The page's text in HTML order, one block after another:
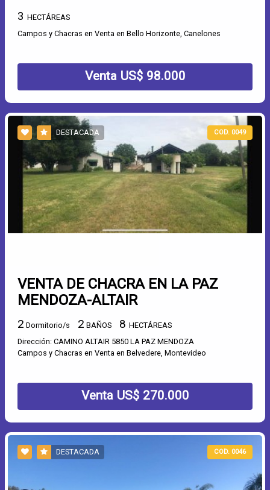
3 HECTÁREAS
Campos y Chacras en Venta en Bello Horizonte, Canelones
Venta US$ 98.000
DESTACADA COD. 0049
VENTA DE CHACRA EN LA PAZ
MENDOZA-ALTAIR
2 Dormitorio/s 2 BAÑOS 8 HECTÁREAS
Dirección: CAMINO ALTAIR 5850 LA PAZ MENDOZA
Campos y Chacras en Venta en Belvedere, Montevideo
Venta US$ 270.000
DESTACADA COD. 0046